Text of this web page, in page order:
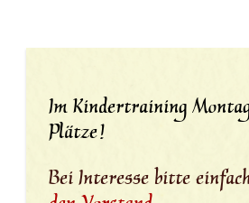
Im Kindertraining
Plätze!
Bei Interesse bitte